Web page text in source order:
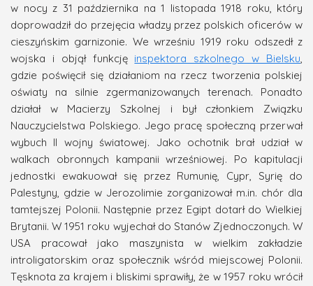
w nocy z 31 października na 1 listopada 1918 roku, który
doprowadził do przejęcia władzy przez polskich oficerów w
cieszyńskim garnizonie. We wrześniu 1919 roku odszedł z
wojska i objął funkcję inspektora szkolnego w Bielsku,
gdzie poświęcił się działaniom na rzecz tworzenia polskiej
oświaty na silnie zgermanizowanych terenach. Ponadto
działał w Macierzy Szkolnej i był członkiem Związku
Nauczycielstwa Polskiego. Jego pracę społeczną przerwał
wybuch II wojny światowej. Jako ochotnik brał udział w
walkach obronnych kampanii wrześniowej. Po kapitulacji
jednostki ewakuował się przez Rumunię, Cypr, Syrię do
Palestyny, gdzie w Jerozolimie zorganizował m.in. chór dla
tamtejszej Polonii. Następnie przez Egipt dotarł do Wielkiej
Brytanii. W 1951 roku wyjechał do Stanów Zjednoczonych. W
USA pracował jako maszynista w wielkim zakładzie
introligatorskim oraz społecznik wśród miejscowej Polonii.
Tęsknota za krajem i bliskimi sprawiły, że w 1957 roku wrócił